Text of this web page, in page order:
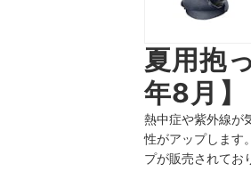
夏用抱
年8月】
熱中症や紫外線が
性がアップします
プが販売されてお